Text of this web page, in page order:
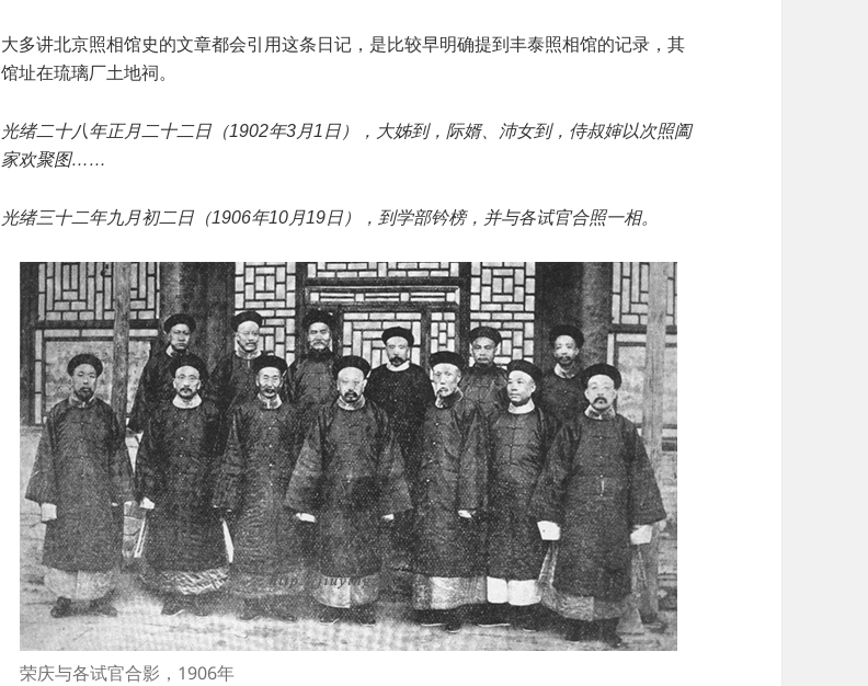
大多讲北京照相馆史的文章都会引用这条日记，是比较早明确提到丰泰照相馆的记录，其
馆址在琉璃厂土地祠。
光绪二十八年正月二十二日（1902年3月1日），大姊到，际婿、沛女到，侍叔婶以次照阖
家欢聚图……
光绪三十二年九月初二日（1906年10月19日），到学部钤榜，并与各试官合照一相。
荣庆与各试官合影，1906年